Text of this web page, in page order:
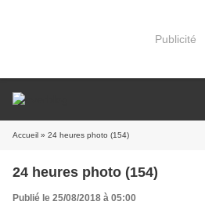
Publicité
Accueil » 24 heures photo (154)
24 heures photo (154)
Publié le 25/08/2018 à 05:00